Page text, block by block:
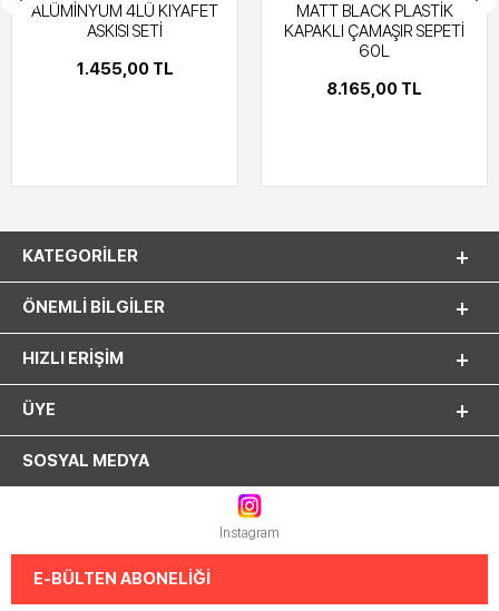
ALÜMİNYUM 4LÜ KIYAFET
ASKISI SETİ
1.455,00 TL
MATT BLACK PLASTİK
KAPAKLI ÇAMAŞIR SEPETİ
60L
8.165,00 TL
KATEGORILER
ÖNEMLI BILGILER
HIZLI ERIŞIM
ÜYE
SOSYAL MEDYA
Instagram
E-BÜLTEN ABONELİĞİ